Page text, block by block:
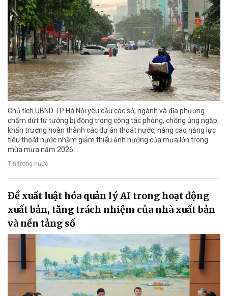
Chủ tịch UBND TP Hà Nội yêu cầu các sở, ngành và địa phương
chấm dứt tư tưởng bị động trong công tác phòng, chống úng ngập;
khẩn trương hoàn thành các dự án thoát nước, nâng cao năng lực
tiêu thoát nước nhằm giảm thiểu ảnh hưởng của mưa lớn trong
mùa mưa năm 2026.
Tin trong nước
Đề xuất luật hóa quản lý AI trong hoạt động
xuất bản, tăng trách nhiệm của nhà xuất bản
và nền tảng số